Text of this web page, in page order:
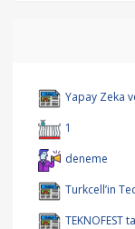
Yapay Zeka
1
deneme
Turkcell’in
TEKNOFEST